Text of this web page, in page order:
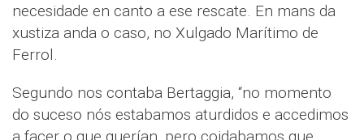
necesidade en canto a ese rescate. En mans da
xustiza anda o caso, no Xulgado Marítimo de
Ferrol.
Segundo nos contaba Bertaggia, “no momento
do suceso nós estabamos aturdidos e accedimos